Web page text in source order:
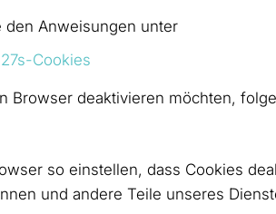
den Anweisungen unter
Cookies
Browser deaktivieren möchten,
so einstellen, dass Cookies
und andere Teile unseres